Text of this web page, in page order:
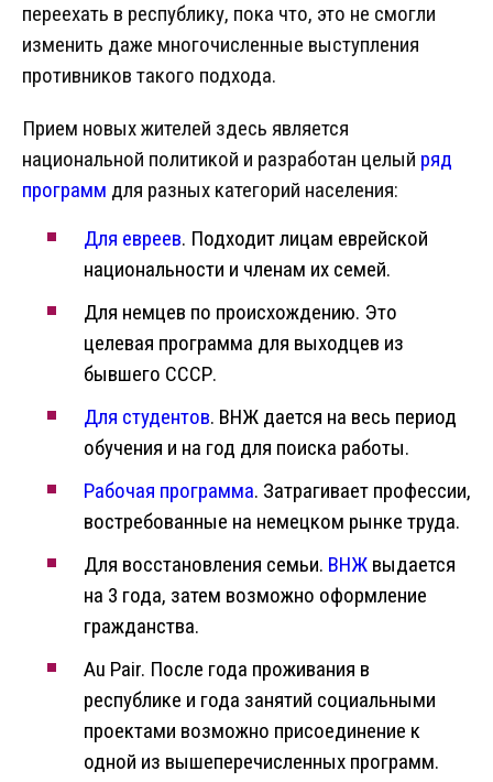
переехать в республику, пока что, это не смогли
изменить даже многочисленные выступления
противников такого подхода.
Прием новых жителей здесь является
национальной политикой и разработан целый ряд
программ для разных категорий населения:
Для евреев. Подходит лицам еврейской
национальности и членам их семей.
Для немцев по происхождению. Это
целевая программа для выходцев из
бывшего СССР.
Для студентов. ВНЖ дается на весь период
обучения и на год для поиска работы.
Рабочая программа. Затрагивает профессии,
востребованные на немецком рынке труда.
Для восстановления семьи. ВНЖ выдается
на 3 года, затем возможно оформление
гражданства.
Au Pair. После года проживания в
республике и года занятий социальными
проектами возможно присоединение к
одной из вышеперечисленных программ.